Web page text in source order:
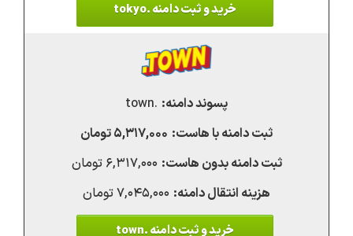
خرید و ثبت دامنه .tokyo
.town
۵,۳۱۷,۰۰۰ تومان
۶,۳۱۷,۰۰۰ تومان
۷,۰۴۵,۰۰۰ تومان
خرید و ثبت دامنه .town